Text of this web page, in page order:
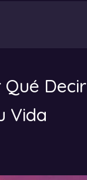
Decir
Vida